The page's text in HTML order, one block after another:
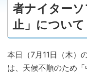
者ナイター
止」について
本日（7月11日（木）
は、天候不順のため「